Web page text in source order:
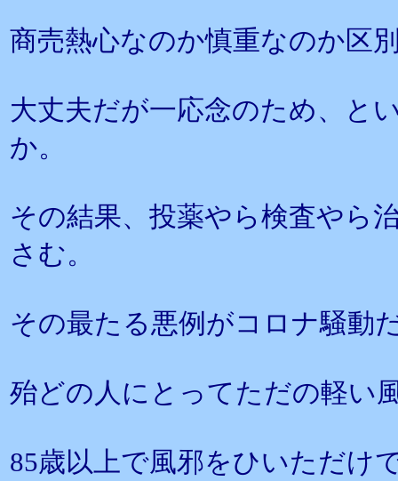
商売熱心なのか慎重なのか区
大丈夫だが一応念のため、と
か。
その結果、投薬やら検査やら
さむ。
その最たる悪例がコロナ騒動
殆どの人にとってただの軽い
85歳以上で風邪をひいただけ